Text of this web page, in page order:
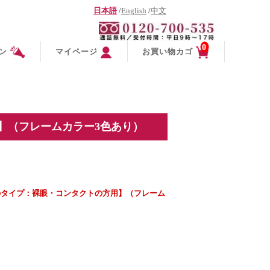
日本語/English /中文
マイページ お買い物カゴ 0
フレームカラー3色あり）
イプ：裸眼・コンタクトの方用】（フレーム